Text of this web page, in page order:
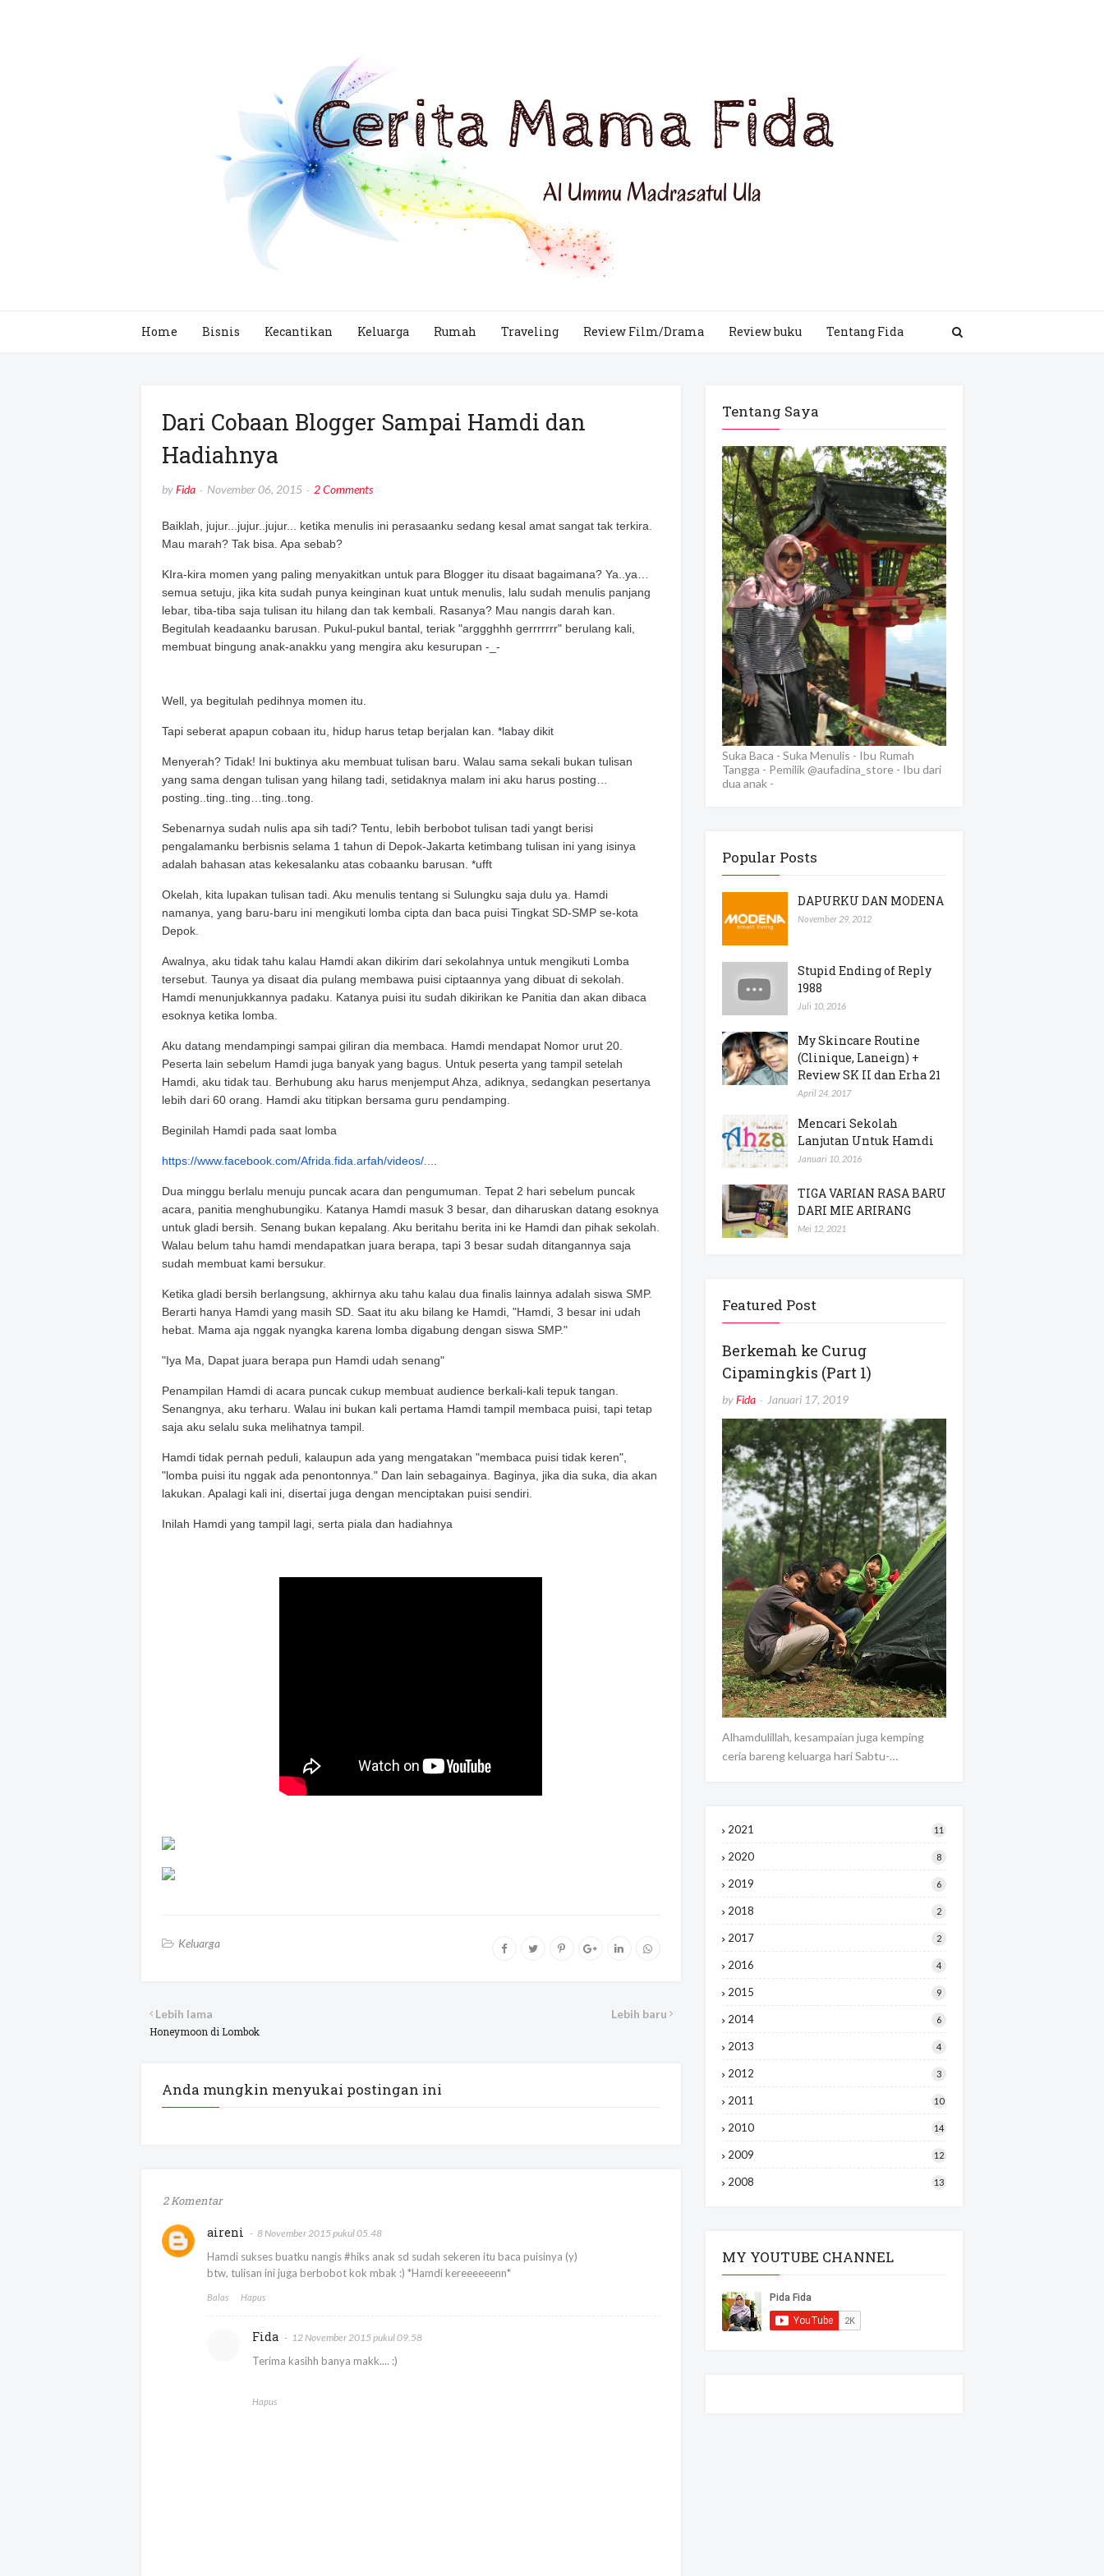
Home Bisnis Kecantikan Keluarga Rumah Traveling Review Film/Drama Review buku Tentang Fida
Dari Cobaan Blogger Sampai Hamdi dan
Hadiahnya
byFida November 06, 2015 2 Comments
Baiklah, jujur...jujur..jujur... ketika menulis ini perasaanku sedang kesal amat sangat tak terkira.
Mau marah? Tak bisa. Apa sebab?
KIra-kira momen yang paling menyakitkan untuk para Blogger itu disaat bagaimana? Ya..ya…
semua setuju, jika kita sudah punya keinginan kuat untuk menulis, lalu sudah menulis panjang
lebar, tiba-tiba saja tulisan itu hilang dan tak kembali. Rasanya? Mau nangis darah kan.
Begitulah keadaanku barusan. Pukul-pukul bantal, teriak "arggghhh gerrrrrrr" berulang kali,
membuat bingung anak-anakku yang mengira aku kesurupan -_-
Well, ya begitulah pedihnya momen itu.
Tapi seberat apapun cobaan itu, hidup harus tetap berjalan kan. *labay dikit
Menyerah? Tidak! Ini buktinya aku membuat tulisan baru. Walau sama sekali bukan tulisan
yang sama dengan tulisan yang hilang tadi, setidaknya malam ini aku harus posting…
posting..ting..ting…ting..tong.
Sebenarnya sudah nulis apa sih tadi? Tentu, lebih berbobot tulisan tadi yangt berisi
pengalamanku berbisnis selama 1 tahun di Depok-Jakarta ketimbang tulisan ini yang isinya
adalah bahasan atas kekesalanku atas cobaanku barusan. *ufft
Okelah, kita lupakan tulisan tadi. Aku menulis tentang si Sulungku saja dulu ya. Hamdi
namanya, yang baru-baru ini mengikuti lomba cipta dan baca puisi Tingkat SD-SMP se-kota
Depok.
Awalnya, aku tidak tahu kalau Hamdi akan dikirim dari sekolahnya untuk mengikuti Lomba
tersebut. Taunya ya disaat dia pulang membawa puisi ciptaannya yang dibuat di sekolah.
Hamdi menunjukkannya padaku. Katanya puisi itu sudah dikirikan ke Panitia dan akan dibaca
esoknya ketika lomba.
Aku datang mendampingi sampai giliran dia membaca. Hamdi mendapat Nomor urut 20.
Peserta lain sebelum Hamdi juga banyak yang bagus. Untuk peserta yang tampil setelah
Hamdi, aku tidak tau. Berhubung aku harus menjemput Ahza, adiknya, sedangkan pesertanya
lebih dari 60 orang. Hamdi aku titipkan bersama guru pendamping.
Beginilah Hamdi pada saat lomba
https://www.facebook.com/Afrida.fida.arfah/videos/...
Dua minggu berlalu menuju puncak acara dan pengumuman. Tepat 2 hari sebelum puncak
acara, panitia menghubungiku. Katanya Hamdi masuk 3 besar, dan diharuskan datang esoknya
untuk gladi bersih. Senang bukan kepalang. Aku beritahu berita ini ke Hamdi dan pihak sekolah.
Walau belum tahu hamdi mendapatkan juara berapa, tapi 3 besar sudah ditangannya saja
sudah membuat kami bersukur.
Ketika gladi bersih berlangsung, akhirnya aku tahu kalau dua finalis lainnya adalah siswa SMP.
Berarti hanya Hamdi yang masih SD. Saat itu aku bilang ke Hamdi, "Hamdi, 3 besar ini udah
hebat. Mama aja nggak nyangka karena lomba digabung dengan siswa SMP."
"Iya Ma, Dapat juara berapa pun Hamdi udah senang"
Penampilan Hamdi di acara puncak cukup membuat audience berkali-kali tepuk tangan.
Senangnya, aku terharu. Walau ini bukan kali pertama Hamdi tampil membaca puisi, tapi tetap
saja aku selalu suka melihatnya tampil.
Hamdi tidak pernah peduli, kalaupun ada yang mengatakan "membaca puisi tidak keren",
"lomba puisi itu nggak ada penontonnya." Dan lain sebagainya. Baginya, jika dia suka, dia akan
lakukan. Apalagi kali ini, disertai juga dengan menciptakan puisi sendiri.
Inilah Hamdi yang tampil lagi, serta piala dan hadiahnya
Keluarga
Lebih baru
Lebih lama
Honeymoon di Lombok
Anda mungkin menyukai postingan ini
2 Komentar
aireni 8 November 2015 pukul 05.48
Hamdi sukses buatku nangis #hiks anak sd sudah sekeren itu baca puisinya (y)
btw, tulisan ini juga berbobot kok mbak :) *Hamdi kereeeeeenn*
Balas Hapus
Fida 12 November 2015 pukul 09.58
Terima kasihh banya makk.... :)
Hapus
Tentang Saya
Suka Baca - Suka Menulis - Ibu Rumah
Tangga - Pemilik @aufadina_store - Ibu dari
dua anak -
Popular Posts
DAPURKU DAN MODENA
November 29, 2012
Stupid Ending of Reply
1988
Juli 10, 2016
My Skincare Routine
(Clinique, Laneign) +
Review SK II dan Erha 21
April 24, 2017
Mencari Sekolah
Lanjutan Untuk Hamdi
Januari 10, 2016
TIGA VARIAN RASA BARU
DARI MIE ARIRANG
Mei 12, 2021
Featured Post
Berkemah ke Curug
Cipamingkis (Part 1)
byFida Januari 17, 2019
Alhamdulillah, kesampaian juga kemping
ceria bareng keluarga hari Sabtu-…
2021 11
2020 8
2019 6
2018 2
2017 2
2016 4
2015 9
2014 6
2013 4
2012 3
2011 10
2010 14
2009 12
2008 13
MY YOUTUBE CHANNEL